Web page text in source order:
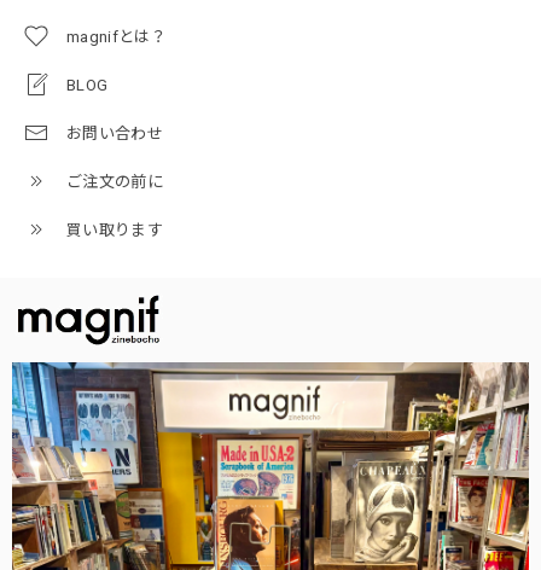
magnifとは？
BLOG
お問い合わせ
ご注文の前に
買い取ります